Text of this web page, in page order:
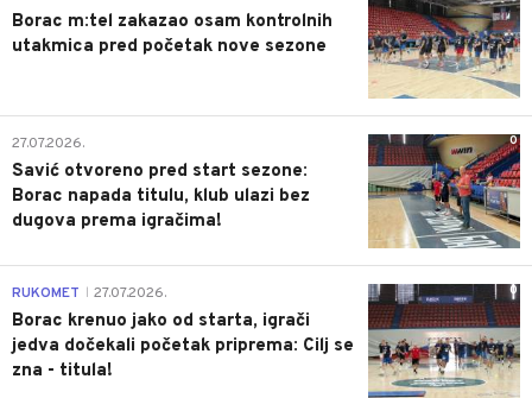
Borac m:tel zakazao osam kontrolnih
utakmica pred početak nove sezone
0
27.07.2026.
Savić otvoreno pred start sezone:
Borac napada titulu, klub ulazi bez
dugova prema igračima!
0
RUKOMET 27.07.2026.
Borac krenuo jako od starta, igrači
jedva dočekali početak priprema: Cilj se
zna - titula!